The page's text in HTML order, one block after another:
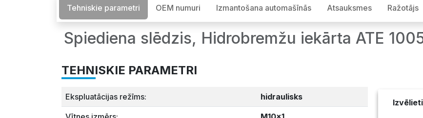
Tehniskie parametri OEM numuri Izmantošana automašīnās Atsauksmes Ražotājs
Spiediena slēdzis, Hidrobremžu iekārta ATE
TEHNISKIE PARAMETRI
Ekspluatācijas režīms: hidraulisks